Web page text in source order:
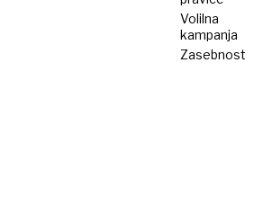
Volilna
kampanja
Zasebnost